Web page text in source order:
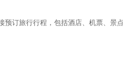
预订旅行行程，包括酒店、机票、